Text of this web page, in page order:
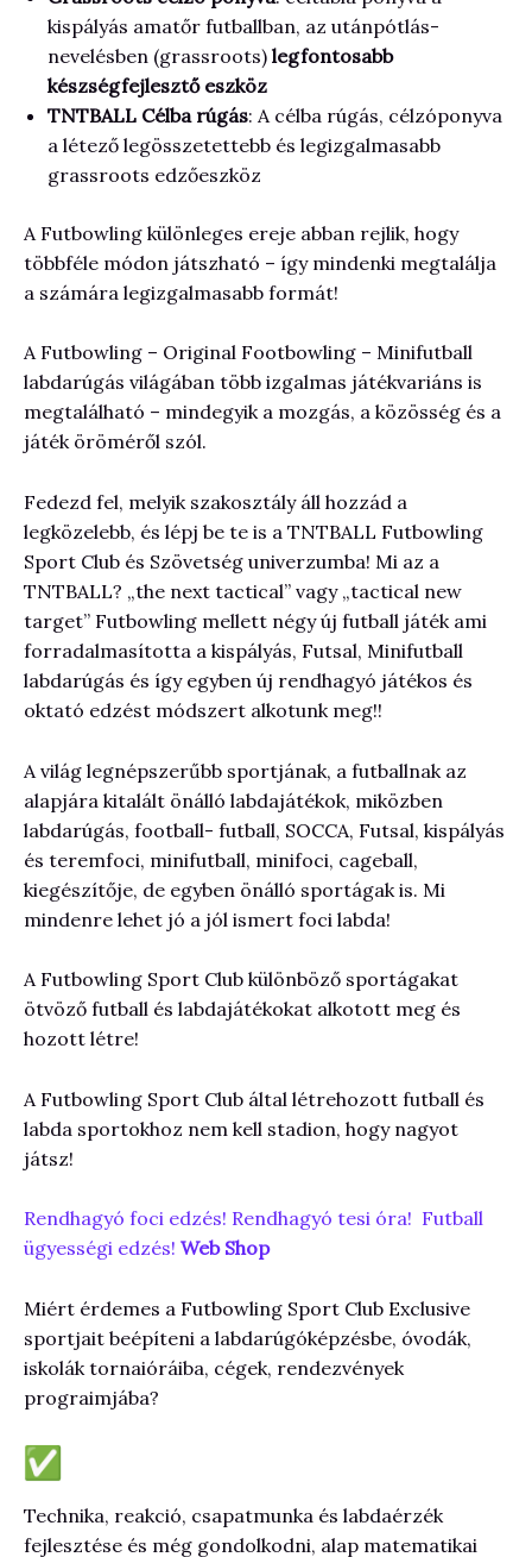
kispályás amatőr futballban, az utánpótlás-
nevelésben (grassroots) legfontosabb
készségfejlesztő eszköz
TNTBALL Célba rúgás: A célba rúgás, célzóponyva
a létező legösszetettebb és legizgalmasabb
grassroots edzőeszköz
A Futbowling különleges ereje abban rejlik, hogy
többféle módon játszható – így mindenki megtalálja
a számára legizgalmasabb formát!
A Futbowling – Original Footbowling – Minifutball
labdarúgás világában több izgalmas játékvariáns is
megtalálható – mindegyik a mozgás, a közösség és a
játék öröméről szól.
Fedezd fel, melyik szakosztály áll hozzád a
legközelebb, és lépj be te is a TNTBALL Futbowling
Sport Club és Szövetség univerzumba! Mi az a
TNTBALL? „the next tactical” vagy „tactical new
target” Futbowling mellett négy új futball játék ami
forradalmasította a kispályás, Futsal, Minifutball
labdarúgás és így egyben új rendhagyó játékos és
oktató edzést módszert alkotunk meg!!
A világ legnépszerűbb sportjának, a futballnak az
alapjára kitalált önálló labdajátékok, miközben
labdarúgás, football- futball, SOCCA, Futsal, kispályás
és teremfoci, minifutball, minifoci, cageball,
kiegészítője, de egyben önálló sportágak is. Mi
mindenre lehet jó a jól ismert foci labda!
A Futbowling Sport Club különböző sportágakat
ötvöző futball és labdajátékokat alkotott meg és
hozott létre!
A Futbowling Sport Club által létrehozott futball és
labda sportokhoz nem kell stadion, hogy nagyot
játsz!
Rendhagyó foci edzés! Rendhagyó tesi óra! Futball
ügyességi edzés! Web Shop
Miért érdemes a Futbowling Sport Club Exclusive
sportjait beépíteni a labdarúgóképzésbe, óvodák,
iskolák tornaióráiba, cégek, rendezvények
prograimjába?
Technika, reakció, csapatmunka és labdaérzék
fejlesztése és még gondolkodni, alap matematikai